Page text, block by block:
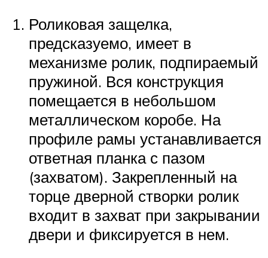
Роликовая защелка,
предсказуемо, имеет в
механизме ролик, подпираемый
пружиной. Вся конструкция
помещается в небольшом
металлическом коробе. На
профиле рамы устанавливается
ответная планка с пазом
(захватом). Закрепленный на
торце дверной створки ролик
входит в захват при закрывании
двери и фиксируется в нем.